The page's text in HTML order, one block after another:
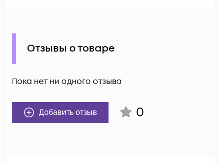
Отзывы о товаре
Пока нет ни одного отзыва
Добавить отзыв 0